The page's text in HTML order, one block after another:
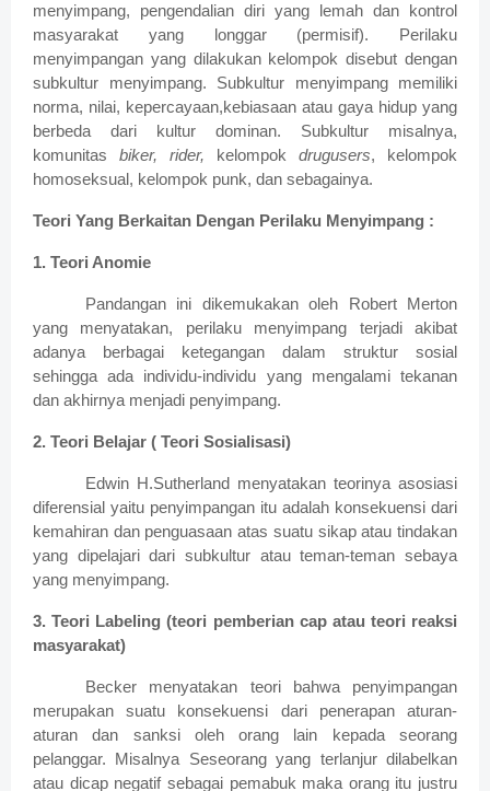
menyimpang, pengendalian diri yang lemah dan kontrol
masyarakat yang longgar (permisif). Perilaku
menyimpangan yang dilakukan kelompok disebut dengan
subkultur menyimpang. Subkultur menyimpang memiliki
norma, nilai, kepercayaan,kebiasaan atau gaya hidup yang
berbeda dari kultur dominan. Subkultur misalnya,
komunitas biker, rider, kelompok drugusers, kelompok
homoseksual, kelompok punk, dan sebagainya.
Teori Yang Berkaitan Dengan Perilaku Menyimpang :
1. Teori Anomie
Pandangan ini dikemukakan oleh Robert Merton
yang menyatakan, perilaku menyimpang terjadi akibat
adanya berbagai ketegangan dalam struktur sosial
sehingga ada individu-individu yang mengalami tekanan
dan akhirnya menjadi penyimpang.
2. Teori Belajar ( Teori Sosialisasi)
Edwin H.Sutherland menyatakan teorinya asosiasi
diferensial yaitu penyimpangan itu adalah konsekuensi dari
kemahiran dan penguasaan atas suatu sikap atau tindakan
yang dipelajari dari subkultur atau teman-teman sebaya
yang menyimpang.
3. Teori Labeling (teori pemberian cap atau teori reaksi
masyarakat)
Becker menyatakan teori bahwa penyimpangan
merupakan suatu konsekuensi dari penerapan aturan-
aturan dan sanksi oleh orang lain kepada seorang
pelanggar. Misalnya Seseorang yang terlanjur dilabelkan
atau dicap negatif sebagai pemabuk maka orang itu justru